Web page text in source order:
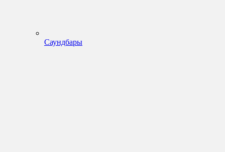
Саундбары